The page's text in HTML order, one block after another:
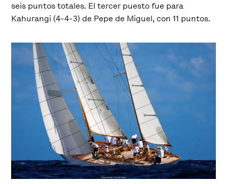
seis puntos totales. El tercer puesto fue para
Kahurangi (4-4-3) de Pepe de Miguel, con 11 puntos.